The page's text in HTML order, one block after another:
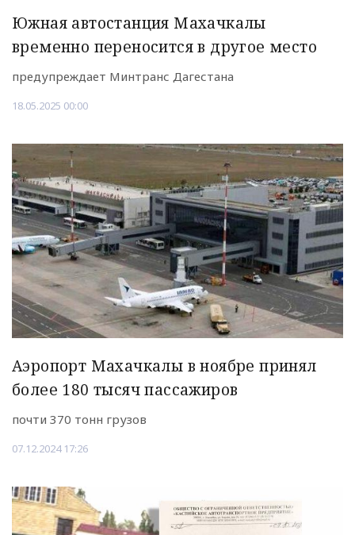
Южная автостанция Махачкалы
временно переносится в другое место
предупреждает Минтранс Дагестана
18.05.2025 00:00
Аэропорт Махачкалы в ноябре принял
более 180 тысяч пассажиров
почти 370 тонн грузов
07.12.2024 17:26